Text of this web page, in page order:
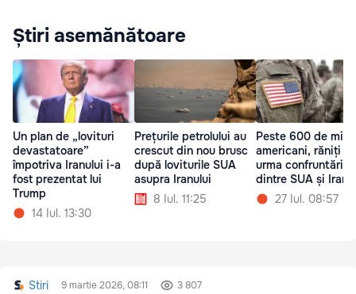
Știri asemănătoare
Un plan de „lovituri
devastatoare”
împotriva Iranului i-a
fost prezentat lui
Trump
14 Iul. 13:30
Prețurile petrolului au
crescut din nou brusc
după loviturile SUA
asupra Iranului
8 Iul. 11:25
Peste 600 de
americani, răniți în
urma confruntărilor
dintre SUA și Iran
27 Iul. 08:57
Stiri 9 martie 2026, 08:11 3 807